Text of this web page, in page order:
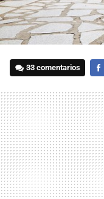
33 comentarios